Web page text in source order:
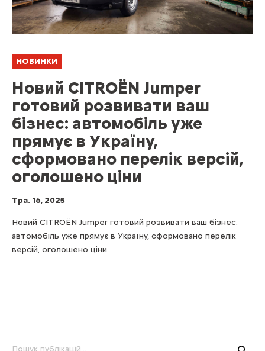
НОВИНКИ
Новий CITROЁN Jumper
готовий розвивати ваш
бізнес: автомобіль уже
прямує в Україну,
сформовано перелік версій,
оголошено ціни
Тра. 16, 2025
Новий CITROЁN Jumper готовий розвивати ваш бізнес:
автомобіль уже прямує в Україну, сформовано перелік
версій, оголошено ціни.